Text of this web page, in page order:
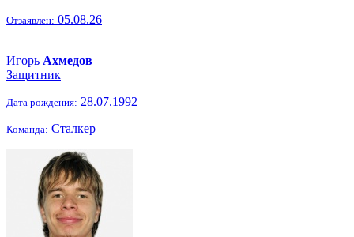
Отзаявлен: 05.08.26
Игорь Ахмедов
Защитник
Дата рождения: 28.07.1992
Команда: Сталкер